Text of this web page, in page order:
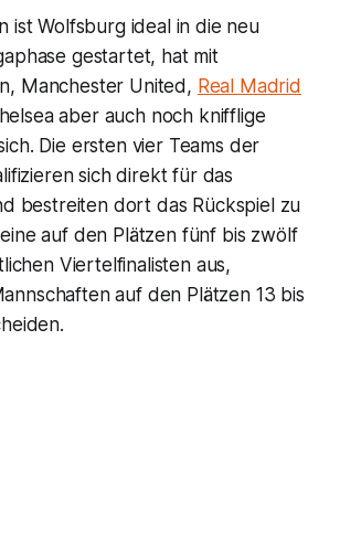
ist Wolfsburg ideal in die neu
gestartet, hat mit
Manchester United, Real Madrid
aber auch noch knifflige
Die ersten vier Teams der
sich direkt für das
bestreiten dort das Rückspiel zu
auf den Plätzen fünf bis zwölf
Viertelfinalisten aus,
auf den Plätzen 13 bis